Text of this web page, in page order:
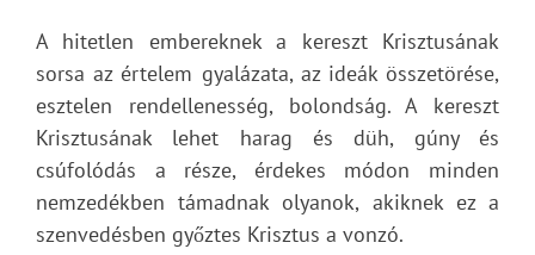
A hitetlen embereknek a kereszt Krisztusának
sorsa az értelem gyalázata, az ideák összetörése,
esztelen rendellenesség, bolondság. A kereszt
Krisztusának lehet harag és düh, gúny és
csúfolódás a része, érdekes módon minden
nemzedékben támadnak olyanok, akiknek ez a
szenvedésben győztes Krisztus a vonzó.